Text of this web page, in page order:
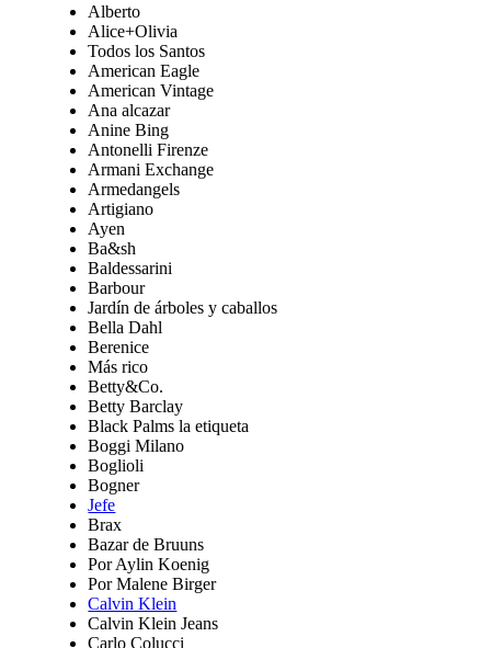
Alberto
Alice+Olivia
Todos los Santos
American Eagle
American Vintage
Ana alcazar
Anine Bing
Antonelli Firenze
Armani Exchange
Armedangels
Artigiano
Ayen
Ba&sh
Baldessarini
Barbour
Jardín de árboles y caballos
Bella Dahl
Berenice
Más rico
Betty&Co.
Betty Barclay
Black Palms la etiqueta
Boggi Milano
Boglioli
Bogner
Jefe
Brax
Bazar de Bruuns
Por Aylin Koenig
Por Malene Birger
Calvin Klein
Calvin Klein Jeans
Carlo Colucci